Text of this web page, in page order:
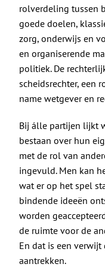
rolverdeling tussen
goede doelen,
zorg, onderwijs en
en organiserende
politiek. De
scheidsrechter, een
name wetgever en
Bij álle partijen lijkt
bestaan over hun
met de rol van
ingevuld. Men kan
wat er op het spel
bindende ideeën
worden
de ruimte voor de
En dat is een
aantrekken.